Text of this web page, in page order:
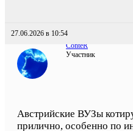
27.06.2026 в 10:54
ConteR
Участник
Австрийские ВУЗы
прилично, особенно по